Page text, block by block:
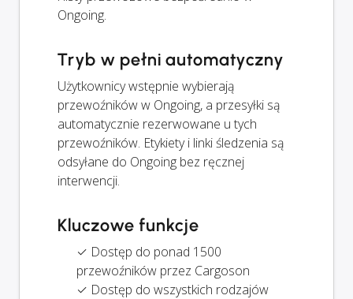
Ongoing.
Tryb w pełni automatyczny
Użytkownicy wstępnie wybierają
przewoźników w Ongoing, a przesyłki są
automatycznie rezerwowane u tych
przewoźników. Etykiety i linki śledzenia są
odsyłane do Ongoing bez ręcznej
interwencji.
Kluczowe funkcje
✓ Dostęp do ponad 1500
przewoźników przez Cargoson
✓ Dostęp do wszystkich rodzajów